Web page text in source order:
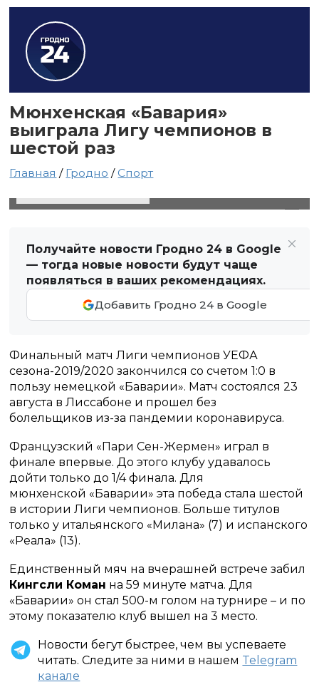
Мюнхенская «Бавария»
выиграла Лигу чемпионов в
шестой раз
Главная / Гродно /Спорт
Получайте новости Гродно 24 в Google
— тогда новые новости будут чаще
появляться в ваших рекомендациях.
Добавить Гродно 24 в Google
Финальный матч Лиги чемпионов УЕФА
сезона-2019/2020 закончился со счетом 1:0 в
пользу немецкой «Баварии». Матч состоялся 23
августа в Лиссабоне и прошел без
болельщиков из-за пандемии коронавируса.
Французский «Пари Сен-Жермен» играл в
финале впервые. До этого клубу удавалось
дойти только до 1/4 финала. Для
мюнхенской «Баварии» эта победа стала шестой
в истории Лиги чемпионов. Больше титулов
только у итальянского «Милана» (7) и испанского
«Реала» (13).
Единственный мяч на вчерашней встрече забил
Кингсли Коман на 59 минуте матча. Для
«Баварии» он стал 500-м голом на турнире – и по
этому показателю клуб вышел на 3 место.
Новости бегут быстрее, чем вы успеваете
читать. Следите за ними в нашем Telegram
канале